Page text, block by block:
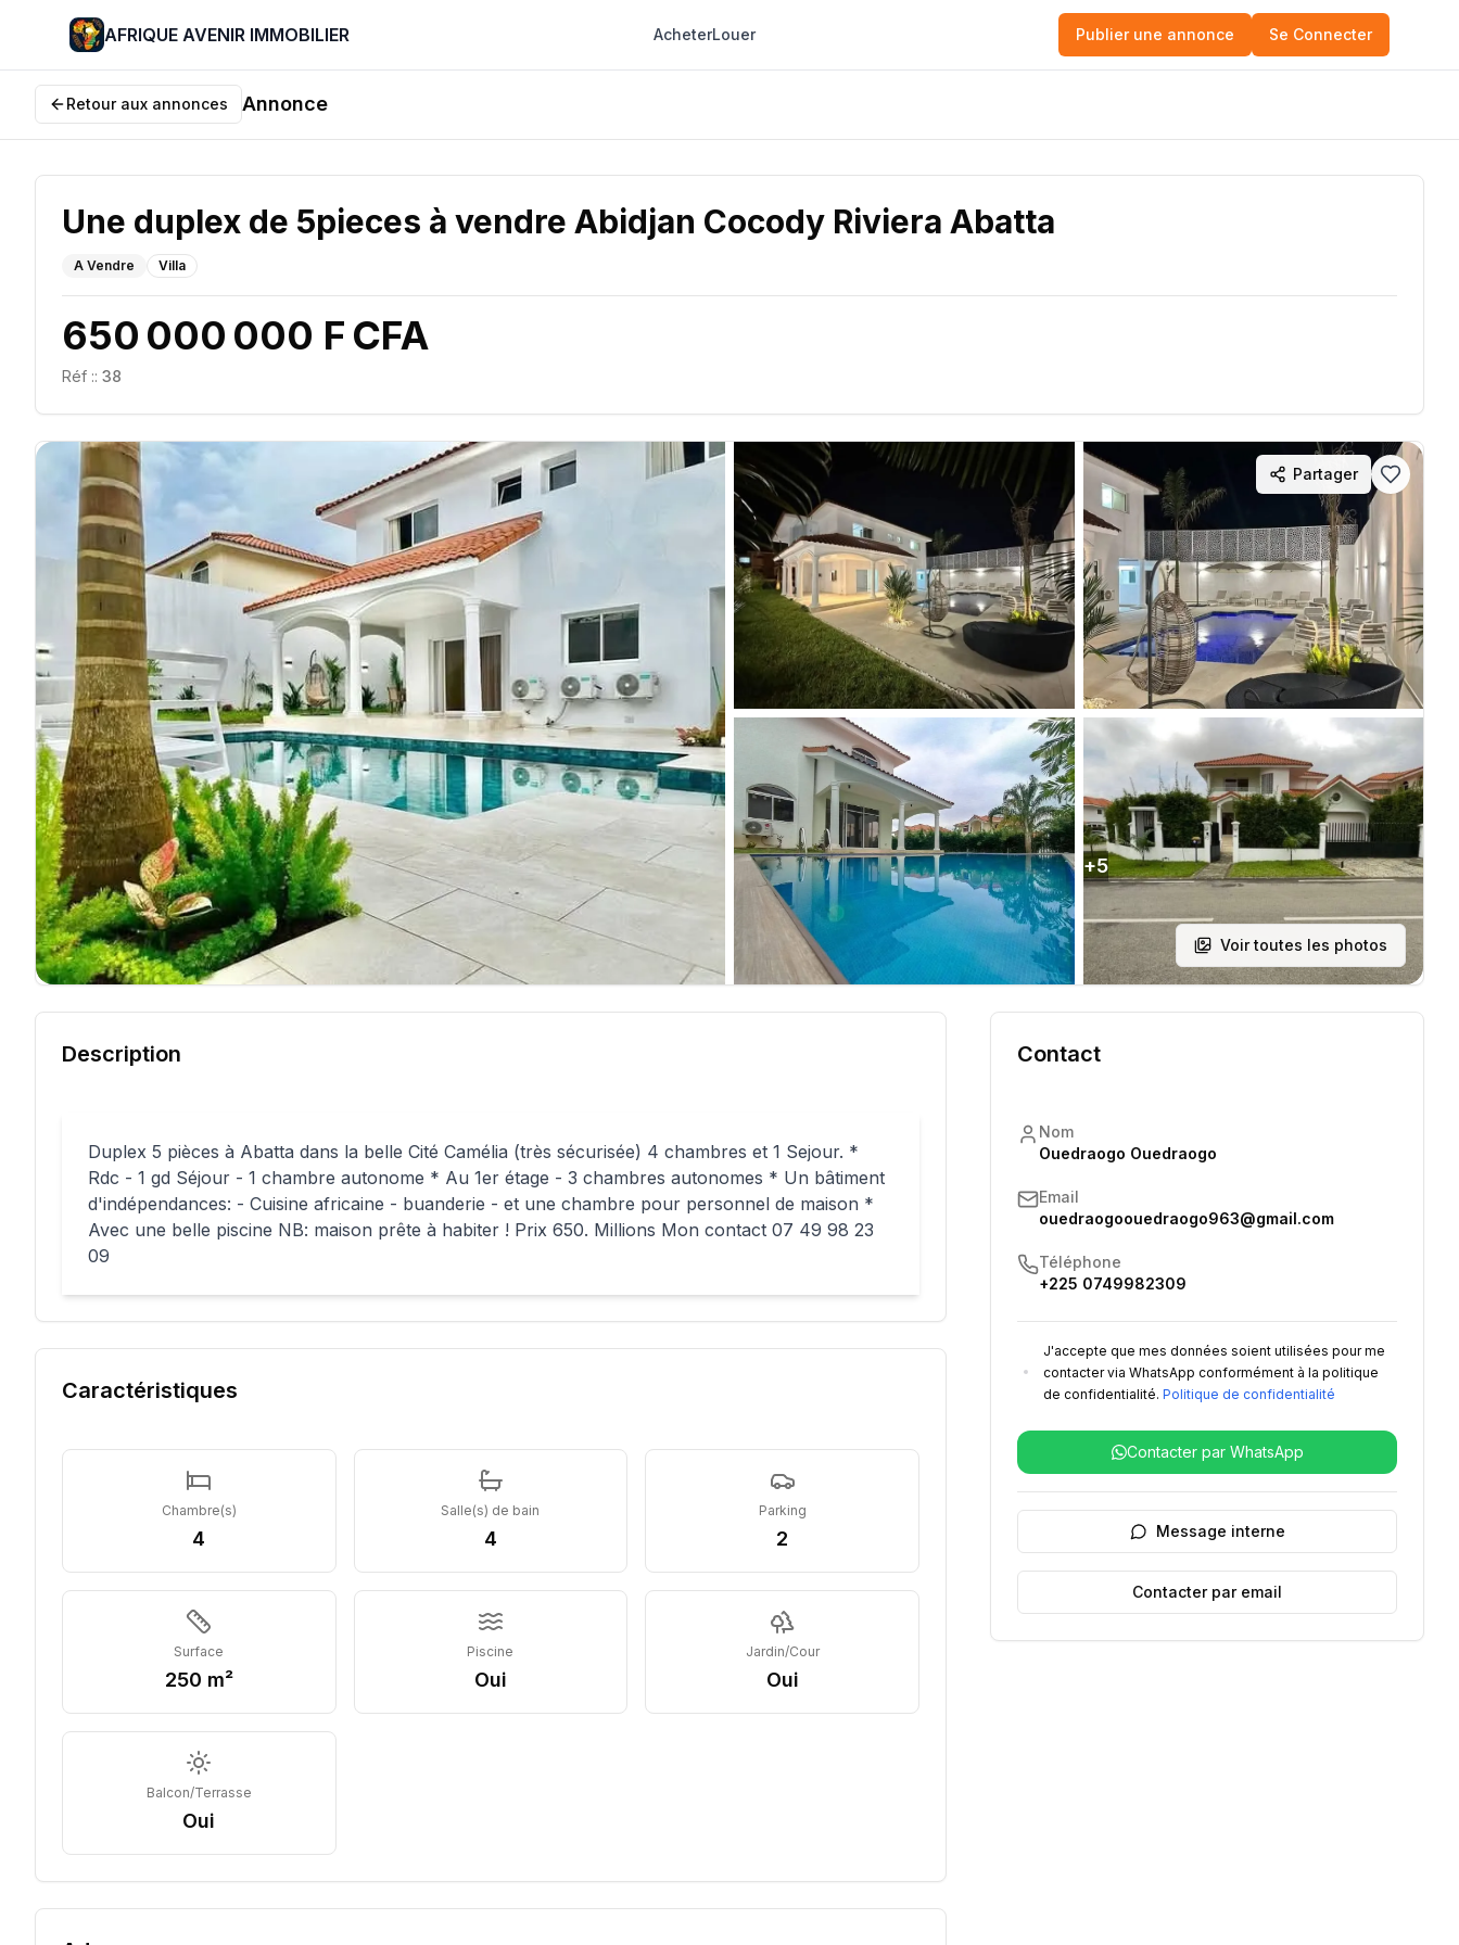
AFRIQUE AVENIR IMMOBILIER AcheterLouer Publier une annonce Se Connecter
Retour aux annonces Annonce
Une duplex de 5pieces à vendre Abidjan Cocody Riviera Abatta
A Vendre Villa
650 000 000 F CFA
Réf :: 38
Partager
+5
Voir toutes les photos
Description
Duplex 5 pièces à Abatta dans la belle Cité Camélia (très sécurisée) 4 chambres et 1 Sejour. *
Rdc - 1 gd Séjour - 1 chambre autonome * Au 1er étage - 3 chambres autonomes * Un bâtiment
d'indépendances: - Cuisine africaine - buanderie - et une chambre pour personnel de maison *
Avec une belle piscine NB: maison prête à habiter ! Prix 650. Millions Mon contact 07 49 98 23
09
Caractéristiques
Chambre(s)
4
Salle(s) de bain
4
Parking
2
Surface
250 m²
Piscine
Oui
Jardin/Cour
Oui
Balcon/Terrasse
Oui
Contact
Nom
Ouedraogo Ouedraogo
Email
ouedraogoouedraogo963@gmail.com
Téléphone
+225 0749982309
J'accepte que mes données soient utilisées pour me
contacter via WhatsApp conformément à la politique
de confidentialité. Politique de confidentialité
Contacter par WhatsApp
Message interne
Contacter par email